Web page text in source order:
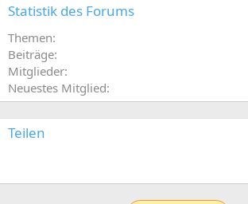
Statistik des Forums
Themen
Beiträge
Mitglieder
Neuestes Mitglied
Teilen